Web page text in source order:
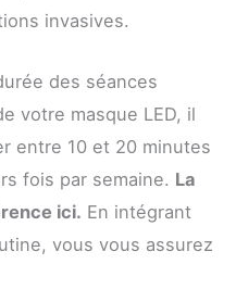
invasives.
des séances
votre masque LED, il
entre 10 et 20 minutes
fois par semaine. La
ici. En intégrant
vous vous assurez